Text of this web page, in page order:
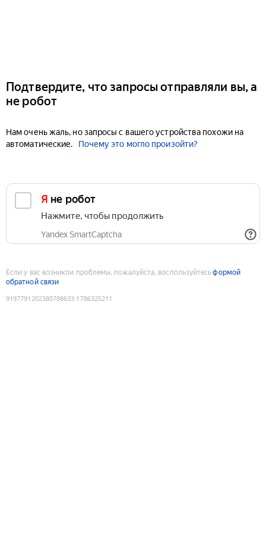
Подтвердите, что запросы отправляли вы, а
не робот
Нам очень жаль, но запросы с вашего устройства похожи на
автоматические.
Почему это могло произойти?
Я не робот
Нажмите, чтобы продолжить
Yandex SmartCaptcha
Если у вас возникли проблемы, пожалуйста, воспользуйтесьформой
обратной связи
9197791202380788633:1786325211